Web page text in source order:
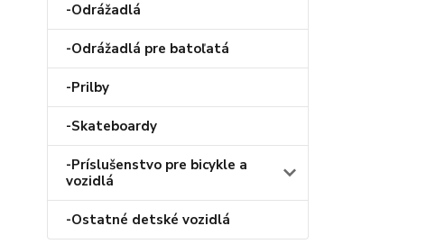
-Odrážadlá
-Odrážadlá pre batoľatá
-Prilby
-Skateboardy
-Príslušenstvo pre bicykle a
vozidlá
-Ostatné detské vozidlá